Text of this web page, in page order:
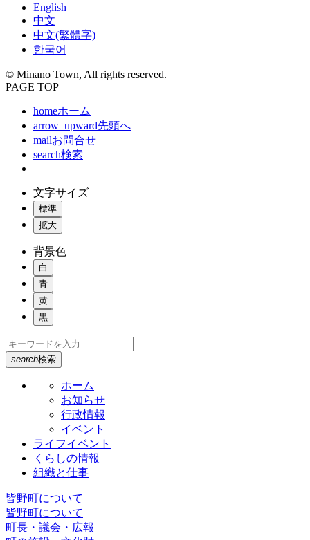
English
中文
中文(繁體字)
한국어
© Minano Town, All rights reserved.
PAGE TOP
homeホーム
arrow_upward先頭へ
mailお問合せ
search検索
文字サイズ
標準
拡大
背景色
白
青
黄
黒
search検索
ホーム
お知らせ
行政情報
イベント
ライフイベント
くらしの情報
組織と仕事
皆野町について
皆野町について
町長・議会・広報